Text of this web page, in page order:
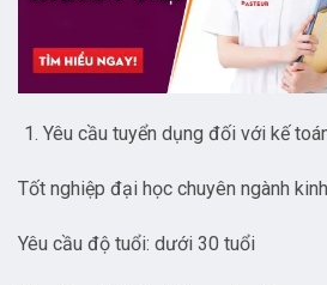
Yêu cầu tuyển dụng đối với kế
Tốt nghiệp đại học chuyên ngành
Yêu cầu độ tuổi: dưới 30 tuổi